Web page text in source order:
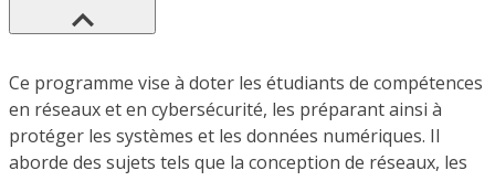
Ce programme vise à doter les étudiants de compétences
en réseaux et en cybersécurité, les préparant ainsi à
protéger les systèmes et les données numériques. Il
aborde des sujets tels que la conception de réseaux, les